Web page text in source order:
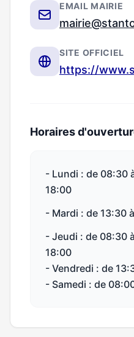
EMAIL MAIRIE
SITE OFFICIEL
https://
Horaires
- Lundi : de 08:30
18:00
- Mardi : de 13:30
- Jeudi : de 08:30
18:00
- Vendredi : de
- Samedi : de